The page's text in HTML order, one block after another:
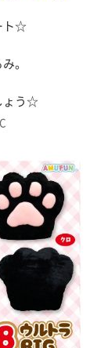
ト☆
。
ょう☆